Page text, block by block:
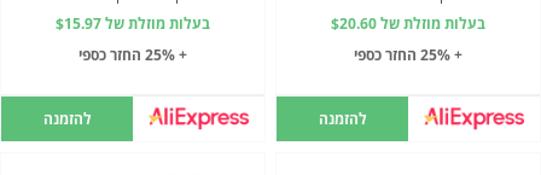
בעלות מוזלת של $20.60
+ 25% החזר כספי
להזמנה
בעלות מוזלת של $15.97
+ 25% החזר כספי
להזמנה